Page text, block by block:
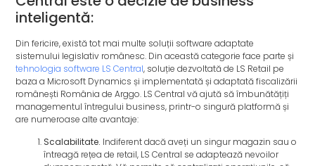
inteligentă:
Din fericire, există tot mai multe soluții software adaptate
sistemului legislativ românesc. Din această categorie face parte și
tehnologia software LS Central, soluție dezvoltată de LS Retail pe
baza a Microsoft Dynamics și implementată și adaptată fiscalizării
românești România de Arggo. LS Central vă ajută să îmbunătățiți
managementul întregului business, printr-o singură platformă și
are numeroase alte avantaje:
Scalabilitate. Indiferent dacă aveți un singur magazin sau o
întreagă rețea de retail, LS Central se adaptează nevoilor